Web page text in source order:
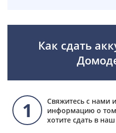
Как сдать
1
Свяжитесь с нами
информацию о
хотите сдать в